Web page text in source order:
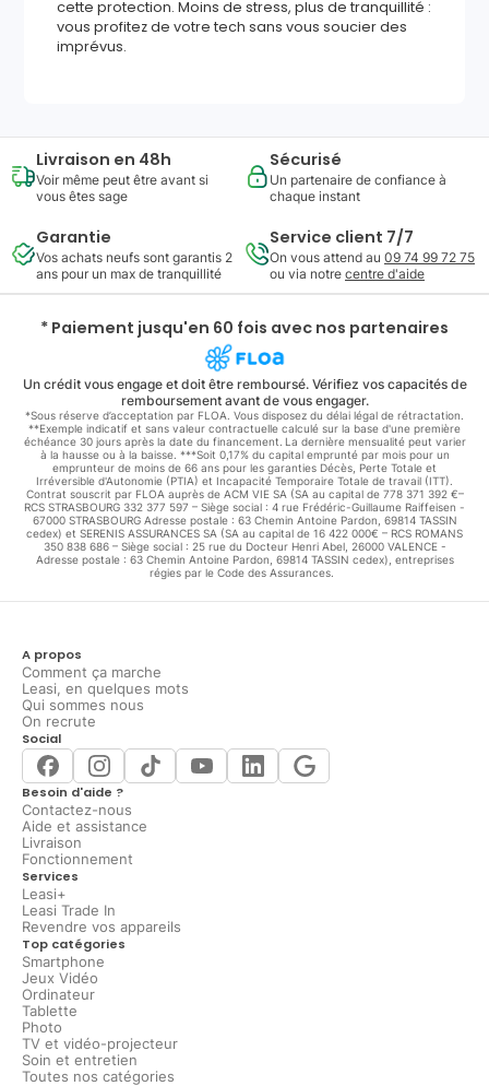
cette protection. Moins de stress, plus de tranquillité :
vous profitez de votre tech sans vous soucier des
imprévus.
Livraison en 48h
Voir même peut être avant si
vous êtes sage
Sécurisé
Un partenaire de confiance à
chaque instant
Garantie
Vos achats neufs sont garantis 2
ans pour un max de tranquillité
Service client 7/7
On vous attend au 09 74 99 72 75
ou via notre centre d'aide
* Paiement jusqu'en 60 fois avec nos partenaires
Un crédit vous engage et doit être remboursé. Vérifiez vos capacités de
remboursement avant de vous engager.
*Sous réserve d’acceptation par FLOA. Vous disposez du délai légal de rétractation.
**Exemple indicatif et sans valeur contractuelle calculé sur la base d'une première
échéance 30 jours après la date du financement. La dernière mensualité peut varier
à la hausse ou à la baisse. ***Soit 0,17% du capital emprunté par mois pour un
emprunteur de moins de 66 ans pour les garanties Décès, Perte Totale et
Irréversible d'Autonomie (PTIA) et Incapacité Temporaire Totale de travail (ITT).
Contrat souscrit par FLOA auprès de ACM VIE SA (SA au capital de 778 371 392 €–
RCS STRASBOURG 332 377 597 – Siège social : 4 rue Frédéric-Guillaume Raiffeisen -
67000 STRASBOURG Adresse postale : 63 Chemin Antoine Pardon, 69814 TASSIN
cedex) et SERENIS ASSURANCES SA (SA au capital de 16 422 000€ – RCS ROMANS
350 838 686 – Siège social : 25 rue du Docteur Henri Abel, 26000 VALENCE -
Adresse postale : 63 Chemin Antoine Pardon, 69814 TASSIN cedex), entreprises
régies par le Code des Assurances.
A propos
Comment ça marche
Leasi, en quelques mots
Qui sommes nous
On recrute
Social
Besoin d'aide ?
Contactez-nous
Aide et assistance
Livraison
Fonctionnement
Services
Leasi+
Leasi Trade In
Revendre vos appareils
Top catégories
Smartphone
Jeux Vidéo
Ordinateur
Tablette
Photo
TV et vidéo-projecteur
Soin et entretien
Toutes nos catégories